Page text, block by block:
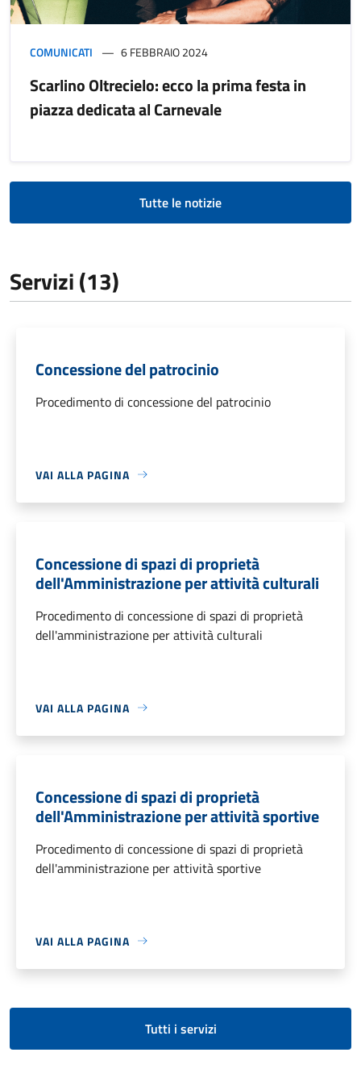
COMUNICATI 6 FEBBRAIO 2024
Scarlino Oltrecielo: ecco la prima festa in
piazza dedicata al Carnevale
Tutte le notizie
Servizi (13)
Concessione del patrocinio
Procedimento di concessione del patrocinio
VAI ALLA PAGINA
Concessione di spazi di proprietà
dell'Amministrazione per attività culturali
Procedimento di concessione di spazi di proprietà
dell'amministrazione per attività culturali
VAI ALLA PAGINA
Concessione di spazi di proprietà
dell'Amministrazione per attività sportive
Procedimento di concessione di spazi di proprietà
dell'amministrazione per attività sportive
VAI ALLA PAGINA
Tutti i servizi